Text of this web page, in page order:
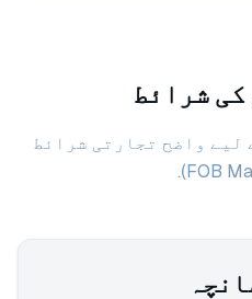
کی شرائط
لیے واضح تجارتی شرائط